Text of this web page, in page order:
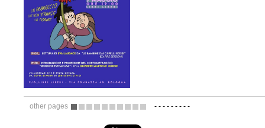
other pages - - - - - - - - -